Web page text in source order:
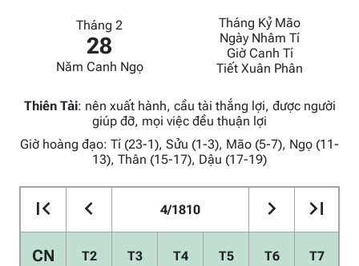
Tháng 2
28
Năm Canh Ngọ
Tháng Kỷ Mão
Ngày Nhâm Tí
Giờ Canh Tí
Tiết Xuân Phân
Thiên Tài: nên xuất hành, cầu tài thắng lợi, được người
giúp đỡ, mọi việc đều thuận lợi
Giờ hoàng đạo: Tí (23-1), Sửu (1-3), Mão (5-7), Ngọ (11-
13), Thân (15-17), Dậu (17-19)
4/1810
CN T2 T3 T4 T5 T6 T7